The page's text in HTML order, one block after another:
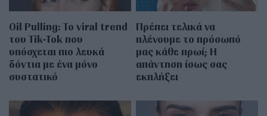
Oil Pulling: To viral trend
του Tik-Tok που
υπόσχεται πιο λευκά
δόντια με ένα μόνο
συστατικό
Πρέπει τελικά να
πλένουμε το πρόσωπό
μας κάθε πρωί; Η
απάντηση ίσως σας
εκπλήξει